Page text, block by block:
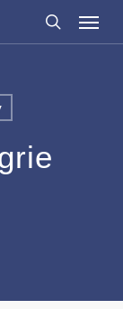
search
Menu